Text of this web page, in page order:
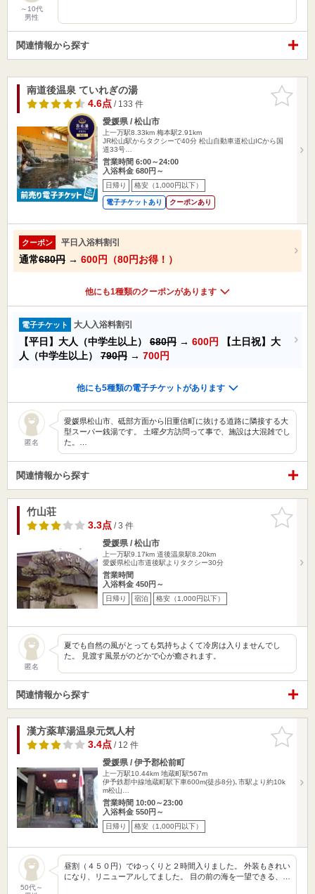
～10代
男性
関連情報から探す
お気に入
りに追加
南道後温泉 ていれぎの湯
4.6点/ 133 件
愛媛県 / 松山市
上一万駅8.33km 梅本駅2.91km
JR松山駅からタクシーで40分 松山自動車道松山ICから国
道33号…
営業時間 6:00～24:00
入浴料金 680円～
日帰り 格安（1,000円以下）
電子チケットあり クーポンあり
クーポン 平日入浴料割引
通常680円 → 600円（80円お得！）
他にも1種類のクーポンがあります
電子チケット 大人入浴料割引
【平日】大人（中学生以上） 680円 → 600円
【土日祝】大
人（中学生以上） 790円 → 700円
他にも5種類の電子チケットがあります
匿名
愛媛県松山市、砥部方面から旧重信町に抜ける道路に隣接する大
型スーパー銭湯です。 土曜夕方訪問って事で、施設は大混雑でし
た。…
関連情報から探す
お気に入
りに追加
竹山荘
3.3点/ 3 件
愛媛県 / 松山市
上一万駅9.17km 道後温泉駅8.20km
愛媛県松山市道後駅よりタクシー30分
営業時間
入浴料金 450円～
日帰り 宿泊 格安（1,000円以下）
匿名
夏でも自然の風がとっても気持ちよくて冷房は入りませんでし
た。 見渡す風景がのどかで心が癒されます。
関連情報から探す
お気に入
りに追加
漢方薬草湯温泉元気人村
3.4点/ 12 件
愛媛県 / 伊予郡松前町
上一万駅10.44km 地蔵町駅567m
伊予鉄郡中線地蔵町駅下車600m(徒歩8分)､市駅より約10k
m松山…
営業時間 10:00～23:00
入浴料金 550円～
日帰り 格安（1,000円以下）
50代～
昼割（４５０円）でゆっくりと２時間入りました。 外装もきれい
になり、リニューアルしてました。 目の前の海を一望できる、…